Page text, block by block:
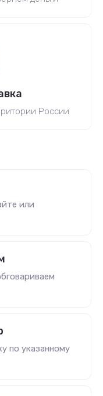
России
или
по указанному